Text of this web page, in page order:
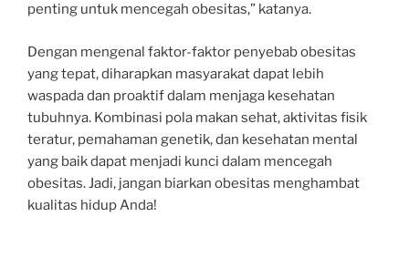
penting untuk mencegah obesitas,” katanya.
Dengan mengenal faktor-faktor penyebab obesitas
yang tepat, diharapkan masyarakat dapat lebih
waspada dan proaktif dalam menjaga kesehatan
tubuhnya. Kombinasi pola makan sehat, aktivitas fisik
teratur, pemahaman genetik, dan kesehatan mental
yang baik dapat menjadi kunci dalam mencegah
obesitas. Jadi, jangan biarkan obesitas menghambat
kualitas hidup Anda!